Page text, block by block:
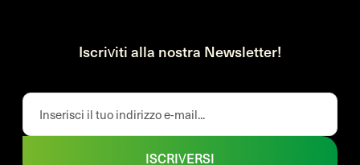
Iscriviti alla nostra Newsletter!
ISCRIVERSI